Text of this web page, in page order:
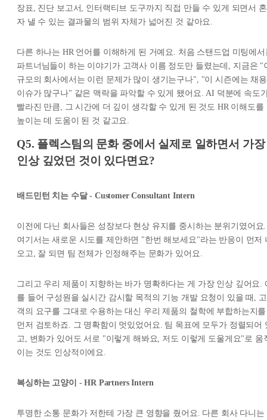
장표, 진단 보고서, 인터랙티브 도구까지 직접 만들 수 있게 되면서 혼
자 낼 수 있는 결과물의 범위 자체가 넓어진 것 같아요.
다른 하나는 HR 언어를 이해하게 된 거예요. 처음 스탠드업 미팅에서
파트너님들이 하는 이야기가 고객사 이름 정도만 들렸는데, 지금은 "
규모의 회사에서는 이런 문제가 많이 생기는구나", "이 시즌에는 채용
이슈가 많구나" 같은 맥락을 파악할 수 있게 됐어요. AI 덕분에 속도
빨라진 만큼, 그 시간에 더 깊이 생각할 수 있게 된 것도 HR 이해도를
높이는 데 도움이 된 것 같고요.
Q5. 플렉스팀의 문화 중에서 실제로 일하면서 가장
인상 깊었던 것이 있다면요?
배드민턴 치는 수달 - Customer Consultant Intern
이전에 다닌 회사들은 성장보다 현상 유지를 중시하는 분위기였어요.
여기서는 새로운 시도를 제안하면 "한번 해보세요"라는 반응이 먼저
오고, 잘 되면 팀 전체가 인정해주는 문화가 있어요.
그리고 우리 제품이 지향하는 바가 명확하다는 게 가장 인상 깊어요.
를 들어 구성원을 실시간 감시할 목적의 기능 개발 요청이 있을 때, 고
객의 요구를 그대로 수용하는 대신 우리 제품의 철학에 부합하는지를
먼저 검토하죠. 그 명확함이 멋있었어요. 팀 목표에 모두가 정렬되어
고, 변화가 있어도 서로 "이렇게 해봐요, 저도 이렇게 도울게요"로 움
이는 것도 인상적이에요.
복싱하는 고양이 - HR Partners Intern
투명한 소통 문화가 저한테 가장 큰 영향을 줬어요. 다른 회사 다니는